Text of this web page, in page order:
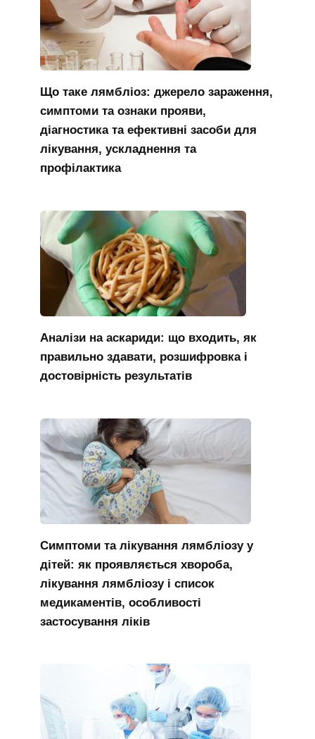
Що таке лямбліоз: джерело зараження,
симптоми та ознаки прояви,
діагностика та ефективні засоби для
лікування, ускладнення та
профілактика
Аналізи на аскариди: що входить, як
правильно здавати, розшифровка і
достовірність результатів
Симптоми та лікування лямбліозу у
дітей: як проявляється хвороба,
лікування лямбліозу і список
медикаментів, особливості
застосування ліків